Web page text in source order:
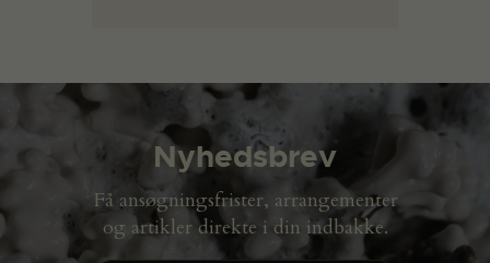
Nyhedsbrev
Få ansøgningsfrister, arrangementer
og artikler direkte i din indbakke.